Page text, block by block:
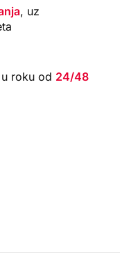
, uz
u roku od 24/48